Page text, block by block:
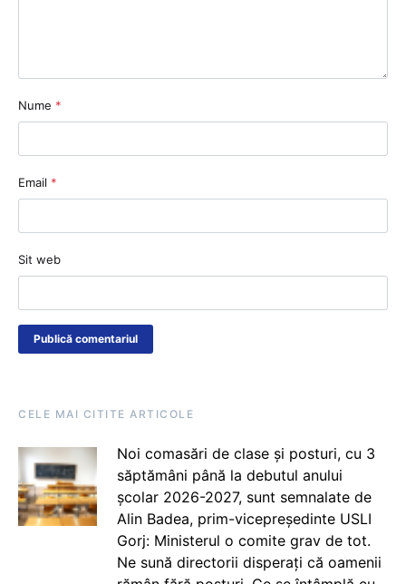
Nume *
Email *
Sit web
CELE MAI CITITE ARTICOLE
Noi comasări de clase și posturi, cu 3
săptămâni până la debutul anului
școlar 2026-2027, sunt semnalate de
Alin Badea, prim-vicepreședinte USLI
Gorj: Ministerul o comite grav de tot.
Ne sună directorii disperați că oamenii